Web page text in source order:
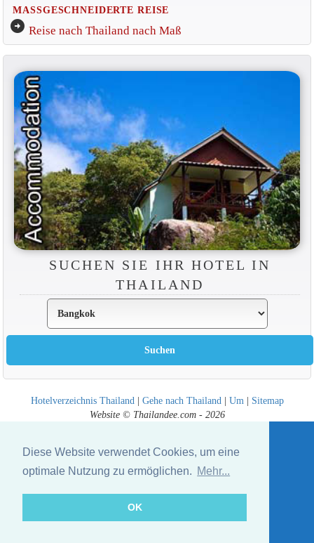
Diese Website verwendet Cookies, um eine
optimale Nutzung zu ermöglichen. Mehr...
OK
MASSGESCHNEIDERTE REISE
arrow_circle_right Reise nach Thailand nach Maß
SUCHEN SIE IHR HOTEL IN
THAILAND
Hotelverzeichnis Thailand| Gehe nach Thailand| Um| Sitemap
Website © Thailandee.com - 2026